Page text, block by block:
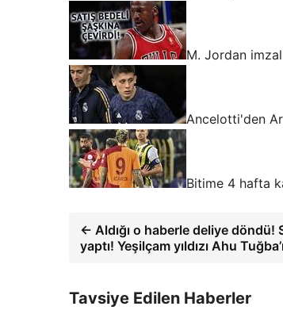
M. Jordan
Ancelotti'den
Bitime 4 hafta
← Aldığı o haberle deliye döndü!
yaptı! Yeşilçam yıldızı Ahu
Tavsiye Edilen Haberler